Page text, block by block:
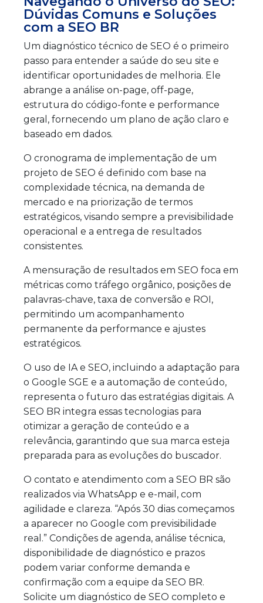
Dúvidas Comuns e Soluções
com a SEO BR
Um diagnóstico técnico de SEO é o primeiro
passo para entender a saúde do seu site e
identificar oportunidades de melhoria. Ele
abrange a análise on-page, off-page,
estrutura do código-fonte e performance
geral, fornecendo um plano de ação claro e
baseado em dados.
O cronograma de implementação de um
projeto de SEO é definido com base na
complexidade técnica, na demanda de
mercado e na priorização de termos
estratégicos, visando sempre a previsibilidade
operacional e a entrega de resultados
consistentes.
A mensuração de resultados em SEO foca em
métricas como tráfego orgânico, posições de
palavras-chave, taxa de conversão e ROI,
permitindo um acompanhamento
permanente da performance e ajustes
estratégicos.
O uso de IA e SEO, incluindo a adaptação para
o Google SGE e a automação de conteúdo,
representa o futuro das estratégias digitais. A
SEO BR integra essas tecnologias para
otimizar a geração de conteúdo e a
relevância, garantindo que sua marca esteja
preparada para as evoluções do buscador.
O contato e atendimento com a SEO BR são
realizados via WhatsApp e e-mail, com
agilidade e clareza. “Após 30 dias começamos
a aparecer no Google com previsibilidade
real.” Condições de agenda, análise técnica,
disponibilidade de diagnóstico e prazos
podem variar conforme demanda e
confirmação com a equipe da SEO BR.
Solicite um diagnóstico de SEO completo e